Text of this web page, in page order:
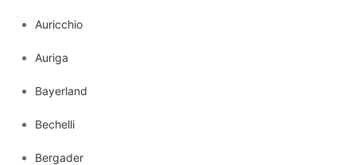
Auricchio
Auriga
Bayerland
Bechelli
Bergader